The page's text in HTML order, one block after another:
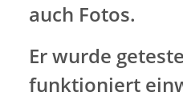
auch Fotos.
Er wurde
funktioniert